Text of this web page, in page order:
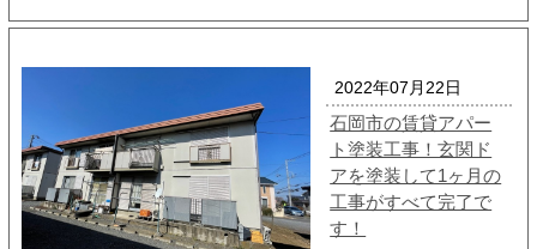
2022年07月22日
石岡市の賃貸アパー
ト塗装工事！玄関ド
アを塗装して1ヶ月の
工事がすべて完了で
す！